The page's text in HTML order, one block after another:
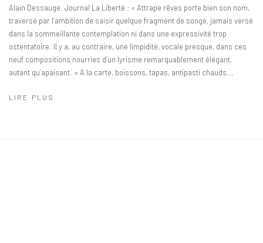
Alain Dessauge. Journal La Liberté : « Attrape rêves porte bien son nom,
traversé par l’ambition de saisir quelque fragment de songe, jamais versé
dans la sommeillante contemplation ni dans une expressivité trop
ostentatoire. Il y a, au contraire, une limpidité, vocale presque, dans ces
neuf compositions nourries d’un lyrisme remarquablement élégant,
autant qu’apaisant. » A la carte, boissons, tapas, antipasti chauds...
LIRE PLUS